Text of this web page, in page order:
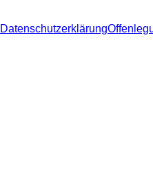
Datenschutzerklärung